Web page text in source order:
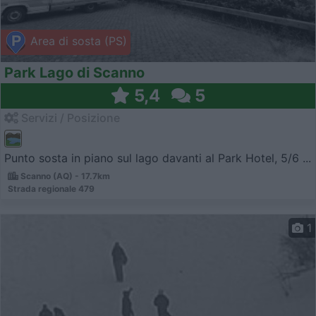
Area di sosta (PS)
Park Lago di Scanno
5,4 5
Punto sosta in piano sul lago davanti al Park Hotel, 5/6 ...
Scanno (AQ) - 17.7km
Strada regionale 479
1